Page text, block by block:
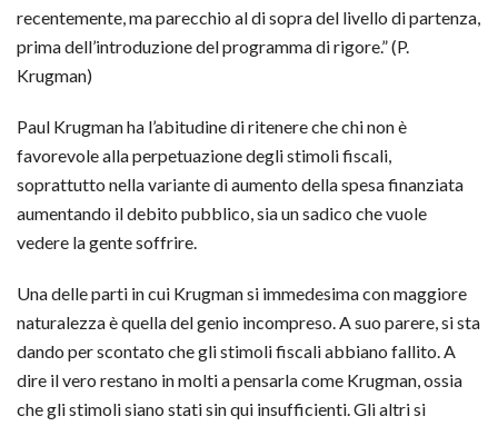
recentemente, ma parecchio al di sopra del livello di partenza,
prima dell’introduzione del programma di rigore.” (P.
Krugman)
Paul Krugman ha l’abitudine di ritenere che chi non è
favorevole alla perpetuazione degli stimoli fiscali,
soprattutto nella variante di aumento della spesa finanziata
aumentando il debito pubblico, sia un sadico che vuole
vedere la gente soffrire.
Una delle parti in cui Krugman si immedesima con maggiore
naturalezza è quella del genio incompreso. A suo parere, si sta
dando per scontato che gli stimoli fiscali abbiano fallito. A
dire il vero restano in molti a pensarla come Krugman, ossia
che gli stimoli siano stati sin qui insufficienti. Gli altri si